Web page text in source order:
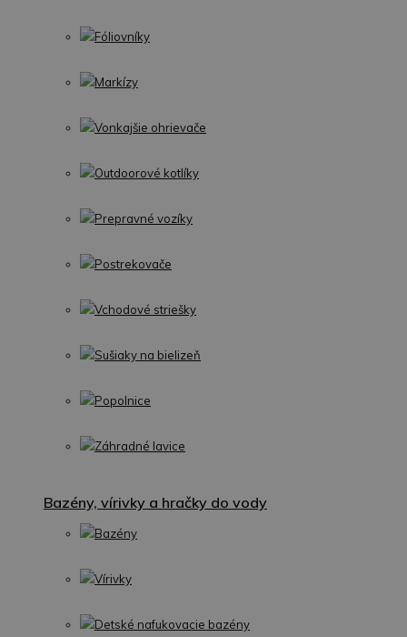
Fóliovníky
Markízy
Vonkajšie ohrievače
Outdoorové kotlíky
Prepravné vozíky
Postrekovače
Vchodové striešky
Sušiaky na bielizeň
Popolnice
Záhradné lavice
Bazény, vírivky a hračky do vody
Bazény
Vírivky
Detské nafukovacie bazény